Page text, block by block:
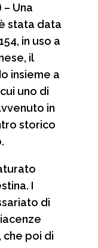
– Una
stata data
in uso a
il
insieme a
uno di
in
storico
I
di
che poi di